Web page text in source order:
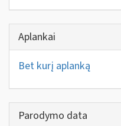
Aplankai
Bet kurį aplanką
Parodymo data